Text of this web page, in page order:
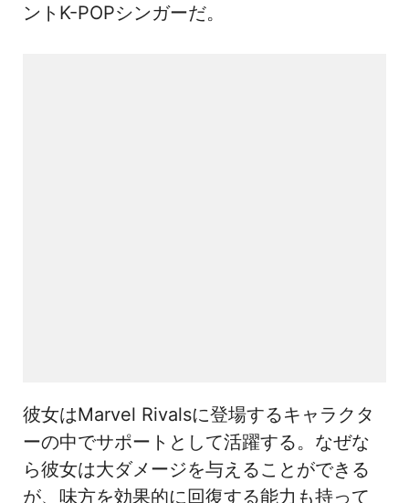
ントK-POPシンガーだ。
彼女はMarvel Rivalsに登場するキャラクタ
ーの中でサポートとして活躍する。なぜな
ら彼女は大ダメージを与えることができる
が、味方を効果的に回復する能力も持って